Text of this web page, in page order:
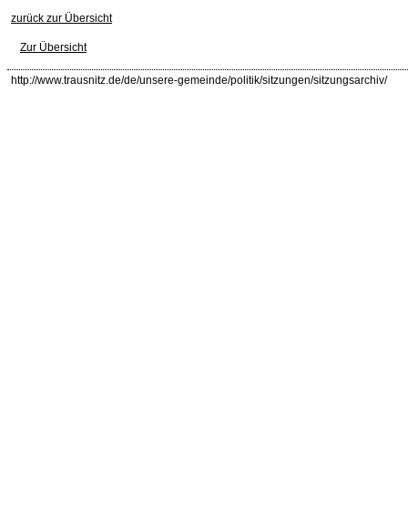
zurück zur Übersicht
Zur Übersicht
http://www.trausnitz.de/de/unsere-gemeinde/politik/sitzungen/sitzungsarchiv/